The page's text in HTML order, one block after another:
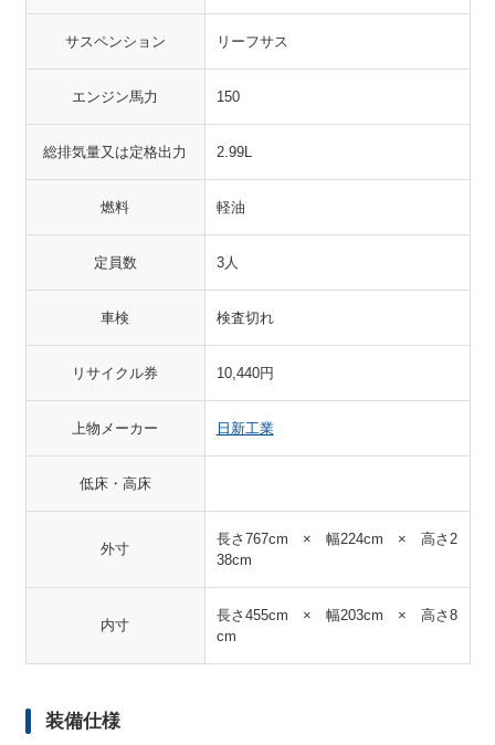
サスペンション リーフサス
エンジン馬力 150
総排気量又は定格出力 2.99L
燃料 軽油
定員数 3人
車検 検査切れ
リサイクル券 10,440円
上物メーカー 日新工業
低床・高床
外寸
長さ767cm × 幅224cm × 高さ2
38cm
内寸
長さ455cm × 幅203cm × 高さ8
cm
装備仕様